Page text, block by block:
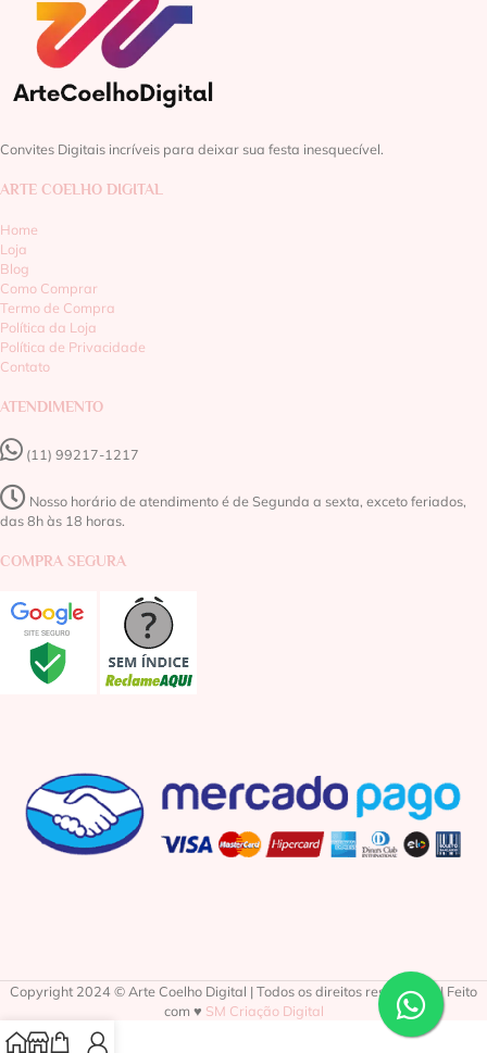
Convites Digitais incríveis para deixar sua festa inesquecível.
ARTE COELHO DIGITAL
Home
Loja
Blog
Como Comprar
Termo de Compra
Política da Loja
Política de Privacidade
Contato
ATENDIMENTO
(11) 99217-1217‬
Nosso horário de atendimento é de Segunda a sexta, exceto feriados,
das 8h às 18 horas.
COMPRA SEGURA
Copyright 2024 © Arte Coelho Digital | Todos os direitos reservados | Feito
com ♥ SM Criação Digital